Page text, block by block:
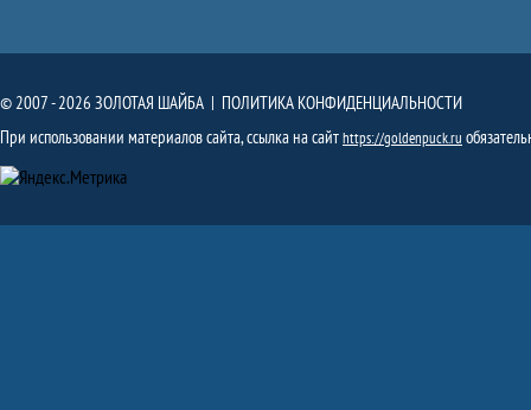
© 2007 - 2026 ЗОЛОТАЯ ШАЙБА | ПОЛИТИКА КОНФИДЕНЦИАЛЬНОСТИ
При использовании материалов сайта, ссылка на сайтhttps://goldenpuck.ru